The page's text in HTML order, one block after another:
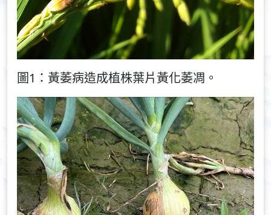
圖1：黃萎病造成植株葉片黃化萎凋。